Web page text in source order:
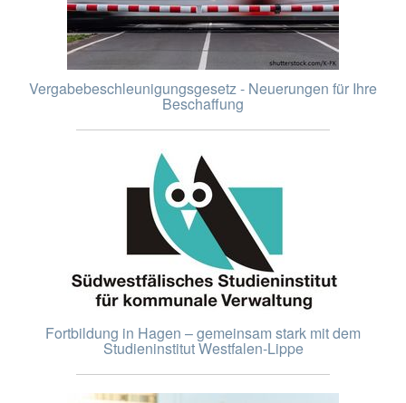
Vergabebeschleunigungsgesetz - Neuerungen für Ihre
Beschaffung
Fortbildung in Hagen – gemeinsam stark mit dem
Studieninstitut Westfalen-Lippe